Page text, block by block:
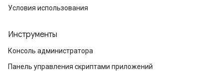
Условия использования
Инструменты
Консоль администратора
Панель управления скриптами приложений